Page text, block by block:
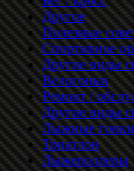
Другое
Полезные
Спортивное
Другие виды
Велогонки
Ремонт /
Другие виды
Лыжные гонки
Триатлон
Лыжероллеры